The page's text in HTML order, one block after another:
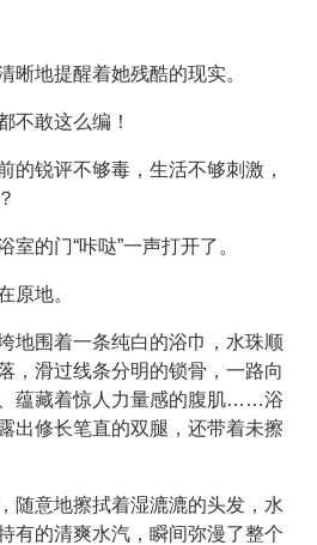
晰地提醒着她残酷的现实。
不敢这么编！
的锐评不够毒，生活不够刺激，
室的门“咔哒”一声打开了。
原地。
地围着一条纯白的浴巾，水珠顺
，滑过线条分明的锁骨，一路向
蕴藏着惊人力量感的腹肌……浴
出修长笔直的双腿，还带着未擦
随意地擦拭着湿漉漉的头发，水
有的清爽水汽，瞬间弥漫了整个